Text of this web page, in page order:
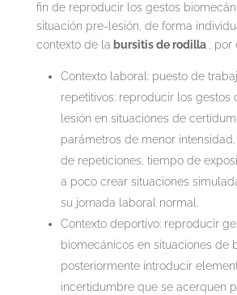
fin de reproducir los gestos
situación pre-lesión, de forma
contexto de la bursitis de rodilla , por
Contexto laboral: puesto de
repetitivos: reproducir los gestos
lesión en situaciones de
parámetros de menor
de repeticiones, tiempo de
a poco crear situaciones
su jornada laboral normal.
Contexto deportivo: reproducir
biomecánicos en situaciones de
posteriormente introducir
incertidumbre que se acerquen